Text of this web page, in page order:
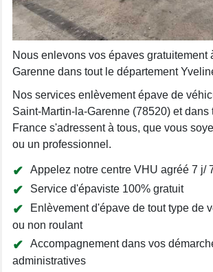
Nous enlevons vos épaves gratuitement
Garenne dans tout le département
Nos services enlèvement épave de
Saint-Martin-la-Garenne (78520) et dans
France s'adressent à tous, que vous
ou un professionnel.
Appelez notre centre VHU agréé 7 j/
Service d'épaviste 100% gratuit
Enlèvement d'épave de tout type de
ou non roulant
Accompagnement dans vos
administratives